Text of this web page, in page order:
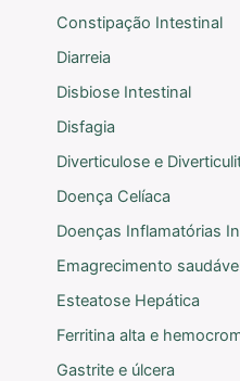
Constipação Intestinal
Diarreia
Disbiose Intestinal
Disfagia
Diverticulose e
Doença Celíaca
Doenças Inflamatórias
Emagrecimento
Esteatose Hepática
Ferritina alta e
Gastrite e úlcera